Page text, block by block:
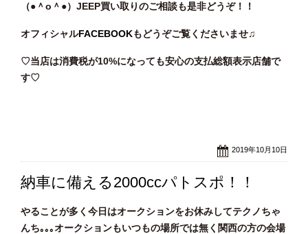
（●＾o ＾●）JEEP買い取りのご相談も是非どうぞ！！
オフィシャルFACEBOOKもどうぞご覧くださいませ♫
♡当店は消費税が10%になっても安心の支払総額表示店舗で
す♡
2019年10月10日
納車に備える2000ccパトスポ！！
やることが多く今日はオークションをお休みしてテクノちゃ
んち｡｡｡オークションもいつもの場所では無く関西の方の会場